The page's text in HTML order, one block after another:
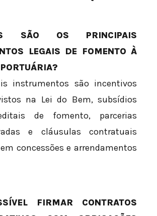
SÃO OS PRINCIPAIS
LEGAIS DE FOMENTO À
instrumentos são incentivos
na Lei do Bem, subsídios
de fomento, parcerias
e cláusulas contratuais
concessões e arrendamentos
FIRMAR CONTRATOS